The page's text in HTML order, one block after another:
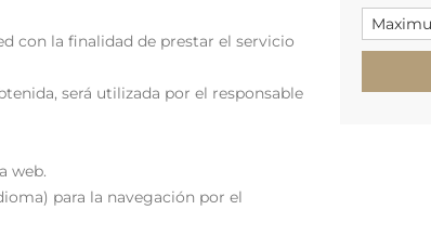
con la finalidad de prestar el servicio
será utilizada por el responsable
web.
para la navegación por el